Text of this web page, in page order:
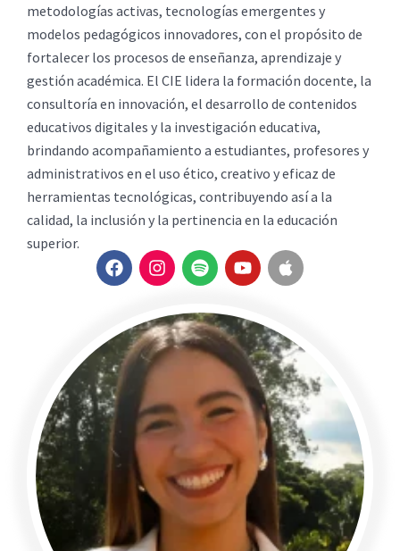
metodologías activas, tecnologías emergentes y
modelos pedagógicos innovadores, con el propósito de
fortalecer los procesos de enseñanza, aprendizaje y
gestión académica. El CIE lidera la formación docente, la
consultoría en innovación, el desarrollo de contenidos
educativos digitales y la investigación educativa,
brindando acompañamiento a estudiantes, profesores y
administrativos en el uso ético, creativo y eficaz de
herramientas tecnológicas, contribuyendo así a la
calidad, la inclusión y la pertinencia en la educación
superior.
F
a
b
o
o
k
I
n
t
a
g
r
m
S
p
t
i
f
y
Y
o
u
b
e
A
p